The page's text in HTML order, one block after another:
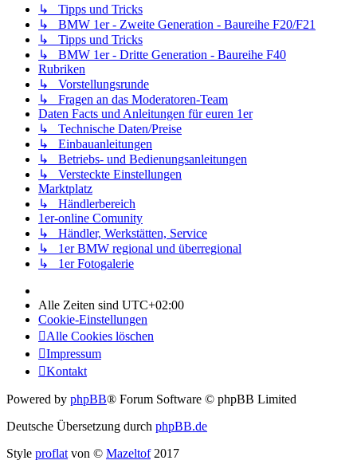
↳ Tipps und Tricks
↳ BMW 1er - Zweite Generation - Baureihe F20/F21
↳ Tipps und Tricks
↳ BMW 1er - Dritte Generation - Baureihe F40
Rubriken
↳ Vorstellungsrunde
↳ Fragen an das Moderatoren-Team
Daten Facts und Anleitungen für euren 1er
↳ Technische Daten/Preise
↳ Einbauanleitungen
↳ Betriebs- und Bedienungsanleitungen
↳ Versteckte Einstellungen
Marktplatz
↳ Händlerbereich
1er-online Comunity
↳ Händler, Werkstätten, Service
↳ 1er BMW regional und überregional
↳ 1er Fotogalerie
Alle Zeiten sind UTC+02:00
Cookie-Einstellungen
Alle Cookies löschen
Impressum
Kontakt
Powered by phpBB® Forum Software © phpBB Limited
Deutsche Übersetzung durch phpBB.de
Style proflatvon © Mazeltof2017